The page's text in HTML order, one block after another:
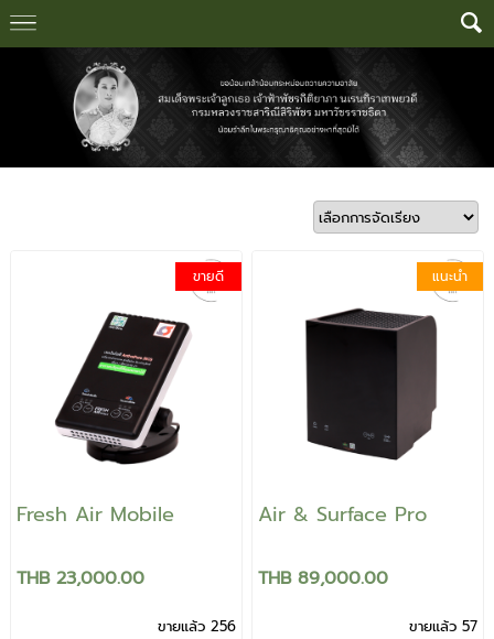
ขายดี
Fresh Air Mobile
THB 23,000.00
ขายแล้ว 256
แนะนำ
Air & Surface Pro
THB 89,000.00
ขายแล้ว 57